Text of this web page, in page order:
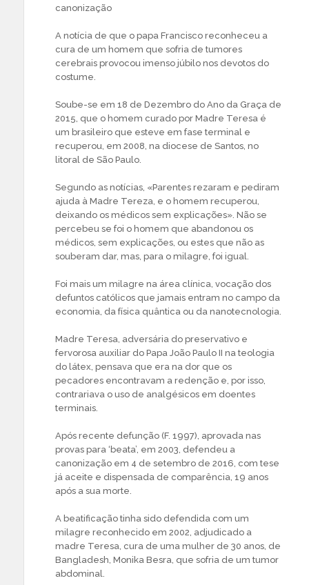
canonização
A notícia de que o papa Francisco reconheceu a
cura de um homem que sofria de tumores
cerebrais provocou imenso júbilo nos devotos do
costume.
Soube-se em 18 de Dezembro do Ano da Graça de
2015, que o homem curado por Madre Teresa é
um brasileiro que esteve em fase terminal e
recuperou, em 2008, na diocese de Santos, no
litoral de São Paulo.
Segundo as notícias, «Parentes rezaram e pediram
ajuda à Madre Tereza, e o homem recuperou,
deixando os médicos sem explicações». Não se
percebeu se foi o homem que abandonou os
médicos, sem explicações, ou estes que não as
souberam dar, mas, para o milagre, foi igual.
Foi mais um milagre na área clínica, vocação dos
defuntos católicos que jamais entram no campo da
economia, da física quântica ou da nanotecnologia.
Madre Teresa, adversária do preservativo e
fervorosa auxiliar do Papa João Paulo II na teologia
do látex, pensava que era na dor que os
pecadores encontravam a redenção e, por isso,
contrariava o uso de analgésicos em doentes
terminais.
Após recente defunção (F. 1997), aprovada nas
provas para ‘beata’, em 2003, defendeu a
canonização em 4 de setembro de 2016, com tese
já aceite e dispensada de comparência, 19 anos
após a sua morte.
A beatificação tinha sido defendida com um
milagre reconhecido em 2002, adjudicado a
madre Teresa, cura de uma mulher de 30 anos, de
Bangladesh, Monika Besra, que sofria de um tumor
abdominal.